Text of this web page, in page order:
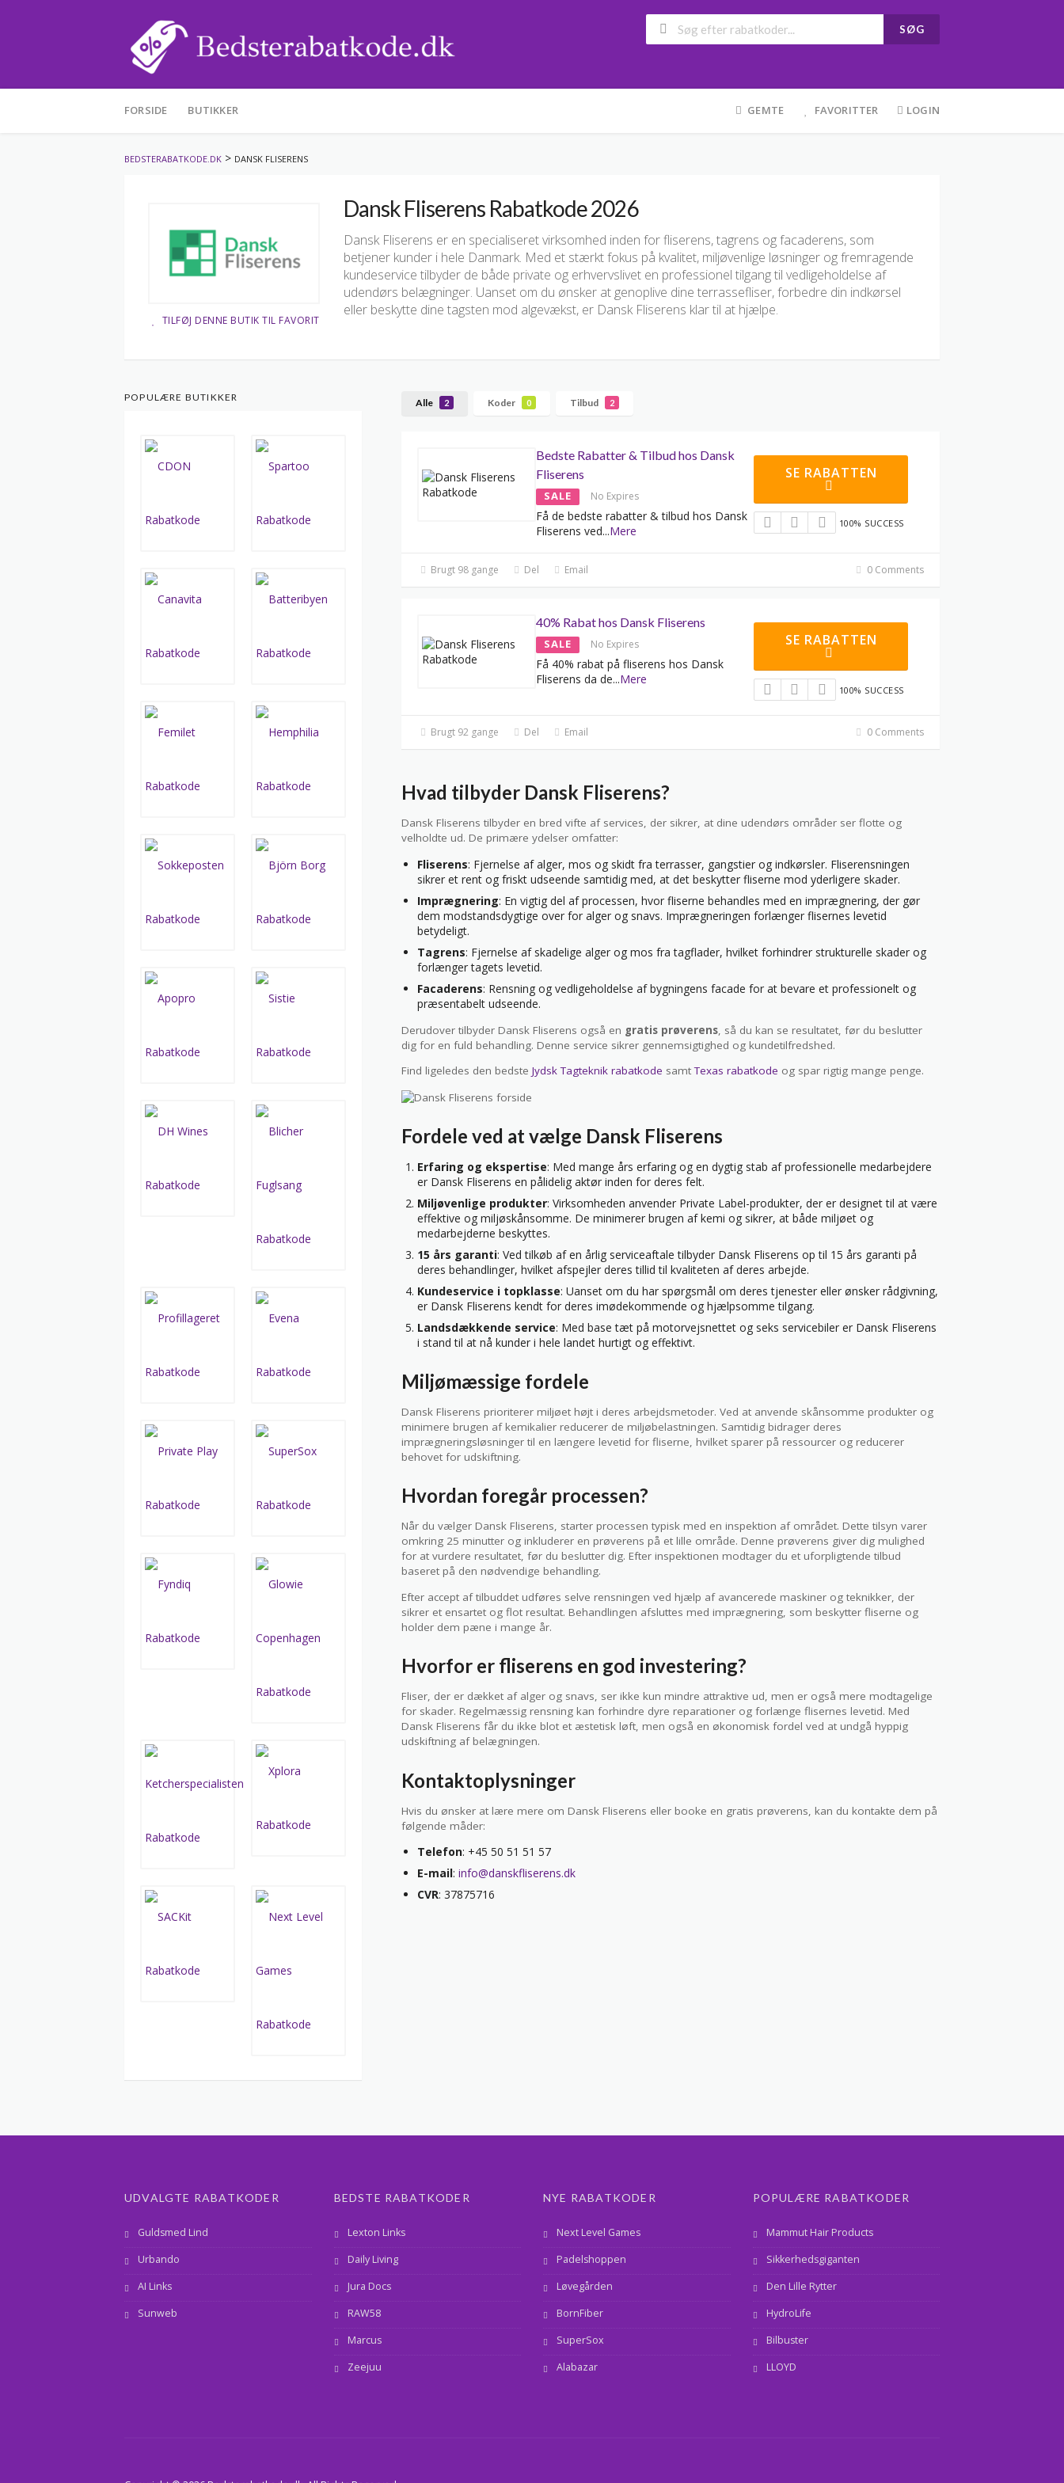
SØG
to
FORSIDE BUTIKKER GEMTE FAVORITTER LOGIN
BEDSTERABATKODE.DK > DANSK FLISERENS
TILFØJ DENNE BUTIK TIL FAVORIT
Dansk Fliserens Rabatkode 2026
Dansk Fliserens er en specialiseret virksomhed inden for fliserens, tagrens og facaderens, som
betjener kunder i hele Danmark. Med et stærkt fokus på kvalitet, miljøvenlige løsninger og fremragende
kundeservice tilbyder de både private og erhvervslivet en professionel tilgang til vedligeholdelse af
udendørs belægninger. Uanset om du ønsker at genoplive dine terrassefliser, forbedre din indkørsel
eller beskytte dine tagsten mod algevækst, er Dansk Fliserens klar til at hjælpe.
Alle 2 Koder 0 Tilbud 2
Bedste Rabatter & Tilbud hos Dansk
Fliserens
SALE No Expires
Få de bedste rabatter & tilbud hos Dansk
Fliserens ved...Mere
SE RABATTEN
100% SUCCESS
Brugt 98 gange Del Email 0 Comments
40% Rabat hos Dansk Fliserens
SALE No Expires
Få 40% rabat på fliserens hos Dansk
Fliserens da de...Mere
SE RABATTEN
100% SUCCESS
Brugt 92 gange Del Email 0 Comments
Hvad tilbyder Dansk Fliserens?
Dansk Fliserens tilbyder en bred vifte af services, der sikrer, at dine udendørs områder ser flotte og
velholdte ud. De primære ydelser omfatter:
Fliserens: Fjernelse af alger, mos og skidt fra terrasser, gangstier og indkørsler. Fliserensningen
sikrer et rent og friskt udseende samtidig med, at det beskytter fliserne mod yderligere skader.
Imprægnering: En vigtig del af processen, hvor fliserne behandles med en imprægnering, der gør
dem modstandsdygtige over for alger og snavs. Imprægneringen forlænger flisernes levetid
betydeligt.
Tagrens: Fjernelse af skadelige alger og mos fra tagflader, hvilket forhindrer strukturelle skader og
forlænger tagets levetid.
Facaderens: Rensning og vedligeholdelse af bygningens facade for at bevare et professionelt og
præsentabelt udseende.
Derudover tilbyder Dansk Fliserens også en gratis prøverens, så du kan se resultatet, før du beslutter
dig for en fuld behandling. Denne service sikrer gennemsigtighed og kundetilfredshed.
Find ligeledes den bedste Jydsk Tagteknik rabatkode samtTexas rabatkode og spar rigtig mange penge.
Fordele ved at vælge Dansk Fliserens
Erfaring og ekspertise: Med mange års erfaring og en dygtig stab af professionelle medarbejdere
er Dansk Fliserens en pålidelig aktør inden for deres felt.
Miljøvenlige produkter: Virksomheden anvender Private Label-produkter, der er designet til at være
effektive og miljøskånsomme. De minimerer brugen af kemi og sikrer, at både miljøet og
medarbejderne beskyttes.
15 års garanti: Ved tilkøb af en årlig serviceaftale tilbyder Dansk Fliserens op til 15 års garanti på
deres behandlinger, hvilket afspejler deres tillid til kvaliteten af deres arbejde.
Kundeservice i topklasse: Uanset om du har spørgsmål om deres tjenester eller ønsker rådgivning,
er Dansk Fliserens kendt for deres imødekommende og hjælpsomme tilgang.
Landsdækkende service: Med base tæt på motorvejsnettet og seks servicebiler er Dansk Fliserens
i stand til at nå kunder i hele landet hurtigt og effektivt.
Miljømæssige fordele
Dansk Fliserens prioriterer miljøet højt i deres arbejdsmetoder. Ved at anvende skånsomme produkter og
minimere brugen af kemikalier reducerer de miljøbelastningen. Samtidig bidrager deres
imprægneringsløsninger til en længere levetid for fliserne, hvilket sparer på ressourcer og reducerer
behovet for udskiftning.
Hvordan foregår processen?
Når du vælger Dansk Fliserens, starter processen typisk med en inspektion af området. Dette tilsyn varer
omkring 25 minutter og inkluderer en prøverens på et lille område. Denne prøverens giver dig mulighed
for at vurdere resultatet, før du beslutter dig. Efter inspektionen modtager du et uforpligtende tilbud
baseret på den nødvendige behandling.
Efter accept af tilbuddet udføres selve rensningen ved hjælp af avancerede maskiner og teknikker, der
sikrer et ensartet og flot resultat. Behandlingen afsluttes med imprægnering, som beskytter fliserne og
holder dem pæne i mange år.
Hvorfor er fliserens en god investering?
Fliser, der er dækket af alger og snavs, ser ikke kun mindre attraktive ud, men er også mere modtagelige
for skader. Regelmæssig rensning kan forhindre dyre reparationer og forlænge flisernes levetid. Med
Dansk Fliserens får du ikke blot et æstetisk løft, men også en økonomisk fordel ved at undgå hyppig
udskiftning af belægningen.
Kontaktoplysninger
Hvis du ønsker at lære mere om Dansk Fliserens eller booke en gratis prøverens, kan du kontakte dem på
følgende måder:
Telefon: +45 50 51 51 57
E-mail: info@danskfliserens.dk
CVR: 37875716
POPULÆRE BUTIKKER
UDVALGTE RABATKODER
Guldsmed Lind
Urbando
AI Links
Sunweb
BEDSTE RABATKODER
Lexton Links
Daily Living
Jura Docs
RAW58
Marcus
Zeejuu
NYE RABATKODER
Next Level Games
Padelshoppen
Løvegården
BornFiber
SuperSox
Alabazar
POPULÆRE RABATKODER
Mammut Hair Products
Sikkerhedsgiganten
Den Lille Rytter
HydroLife
Bilbuster
LLOYD